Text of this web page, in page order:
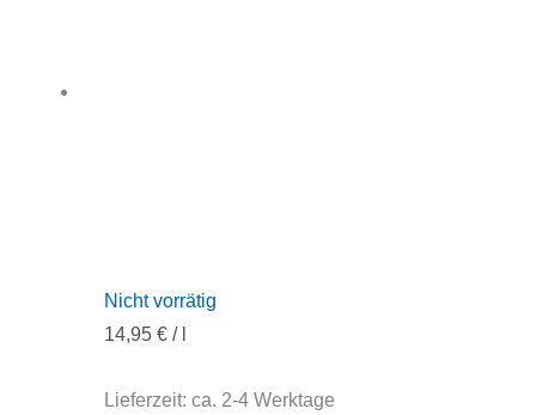
Nicht vorrätig
14,95 €/
Lieferzeit: ca. 2-4 Werktage